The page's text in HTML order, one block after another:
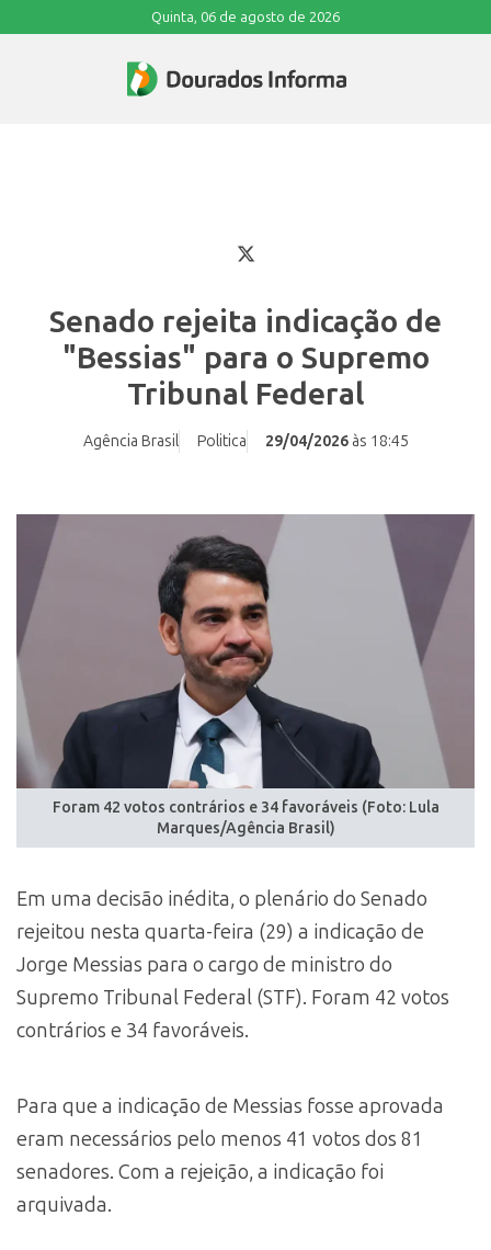
Quinta, 06 de agosto de 2026
Senado rejeita indicação de
"Bessias" para o Supremo
Tribunal Federal
Agência Brasil Politica 29/04/2026às 18:45
Foram 42 votos contrários e 34 favoráveis (Foto: Lula
Marques/Agência Brasil)
Em uma decisão inédita, o plenário do Senado
rejeitou nesta quarta-feira (29) a indicação de
Jorge Messias para o cargo de ministro do
Supremo Tribunal Federal (STF). Foram 42 votos
contrários e 34 favoráveis.
Para que a indicação de Messias fosse aprovada
eram necessários pelo menos 41 votos dos 81
senadores. Com a rejeição, a indicação foi
arquivada.